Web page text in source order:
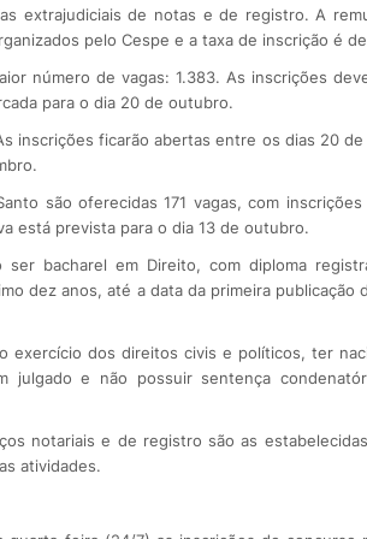
extrajudiciais de notas e de registro. A
pelo Cespe e a taxa de inscrição é
número de vagas: 1.383. As inscrições
para o dia 20 de outubro.
inscrições ficarão abertas entre os dias 20
são oferecidas 171 vagas, com
está prevista para o dia 13 de outubro.
ser bacharel em Direito, com diploma
dez anos, até a data da primeira publicação
exercício dos direitos civis e políticos, ter
julgado e não possuir sentença
notariais e de registro são as
atividades.